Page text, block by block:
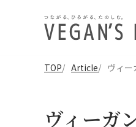
TOP Article ヴィ
ヴィーガ